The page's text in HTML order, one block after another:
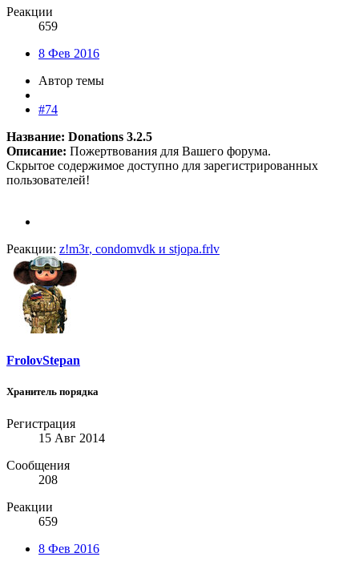
Реакции
659
8 Фев 2016
Автор темы
#74
Название: Donations 3.2.5
Описание: Пожертвования для Вашего форума.
Скрытое содержимое доступно для зарегистрированных
пользователей!
Реакции: z!m3r, condomvdk и stjopa.frlv
FrolovStepan
Хранитель порядка
Регистрация
15 Авг 2014
Сообщения
208
Реакции
659
8 Фев 2016